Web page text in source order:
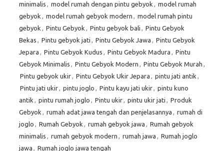
minimalis , model rumah dengan pintu gebyok , model rumah
gebyok , model rumah gebyok modern , model rumah pintu
gebyok , Pintu Gebyok , Pintu gebyok bali , Pintu Gebyok
Bekas , Pintu gebyok jati , Pintu Gebyok Jawa , Pintu Gebyok
Jepara , Pintu Gebyok Kudus , Pintu Gebyok Madura , Pintu
Gebyok Minimalis , Pintu Gebyok Modern , Pintu Gebyok Murah ,
Pintu gebyok ukir, Pintu Gebyok Ukir Jepara , pintu jati antik ,
Pintu jati ukir, pintu joglo , Pintu kayu jati ukir, pintu kuno
antik , pintu rumah joglo , Pintu ukir, pintu ukir jati , Produk
Gebyok , rumah adat jawa tengah dan penjelasannya , rumah di
joglo , Rumah Gebyok , rumah gebyok jawa , Rumah gebyok
minimalis , rumah gebyok modern , rumah jawa , Rumah joglo
jawa , Rumah joglo jawa tengah